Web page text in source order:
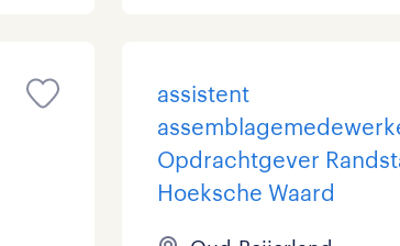
assistent
Opdrachtgever
Hoeksche Waard